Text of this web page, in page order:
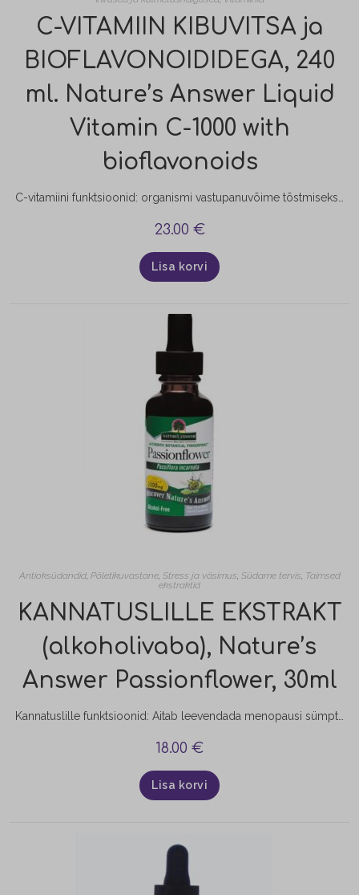
C-VITAMIIN KIBUVITSA ja
BIOFLAVONOIDIDEGA, 240
ml. Nature’s Answer Liquid
Vitamin C-1000 with
bioflavonoids
23.00 €
Lisa korvi
Antioksüdandid, Põletikuvastane, Stress ja väsimus, Südame tervis, Taimsed
ekstraktid
KANNATUSLILLE EKSTRAKT
(alkoholivaba), Nature’s
Answer Passionflower, 30ml
Kannatuslille funktsioonid: Aitab leevendada menopausi sümptomeid (kuumahood, öised higistamised, unetus, depressioon, viha); On heaks alternatiiviks hormoonasendusravile; Aitab tõsta GABA taset; Aitab alandada vererõhku; Aitab vähendada ärevust; Aitab vähendada põletikku. *GABA - on ing. k. lühend Gamma-aminovõihappest, mis on võimas pidurdust tekitav aine kesknärvisüsteemis.
18.00 €
Lisa korvi